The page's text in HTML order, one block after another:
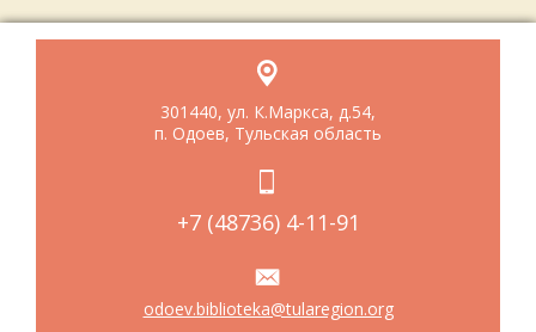
301440, ул. К.Маркса, д.54,
п. Одоев, Тульская область
+7 (48736) 4-11-91
odoev.biblioteka@tularegion.org